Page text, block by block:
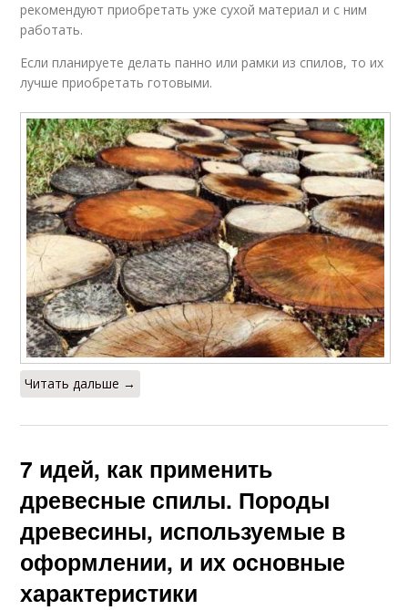
рекомендуют приобретать уже сухой материал и с ним
работать.
Если планируете делать панно или рамки из спилов, то их
лучше приобретать готовыми.
Читать дальше →
7 идей, как применить
древесные спилы. Породы
древесины, используемые в
оформлении, и их основные
характеристики